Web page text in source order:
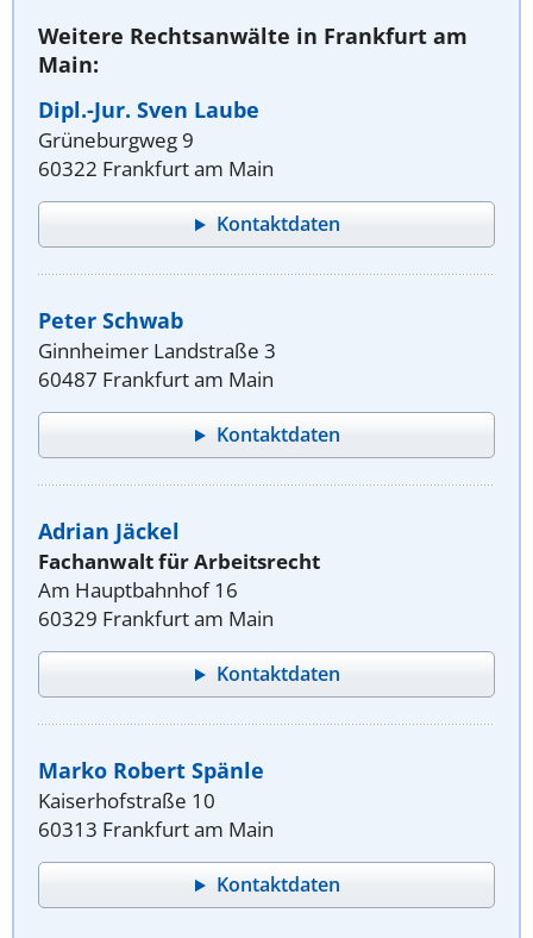
Weitere Rechtsanwälte in Frankfurt am
Main:
Dipl.-Jur. Sven Laube
Grüneburgweg 9
60322 Frankfurt am Main
Kontaktdaten
Peter Schwab
Ginnheimer Landstraße 3
60487 Frankfurt am Main
Kontaktdaten
Adrian Jäckel
Fachanwalt für Arbeitsrecht
Am Hauptbahnhof 16
60329 Frankfurt am Main
Kontaktdaten
Marko Robert Spänle
Kaiserhofstraße 10
60313 Frankfurt am Main
Kontaktdaten